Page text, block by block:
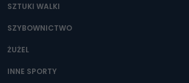
SZTUKI WALKI
SZYBOWNICTWO
ŻUŻEL
INNE SPORTY